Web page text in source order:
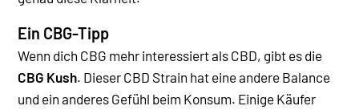
Ein CBG-Tipp
Wenn dich CBG mehr interessiert als CBD, gibt es die
CBG Kush. Dieser CBD Strain hat eine andere Balance
und ein anderes Gefühl beim Konsum. Einige Käufer